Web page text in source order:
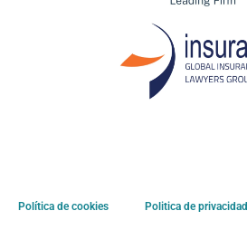
Política de cookies Politica de privacidad